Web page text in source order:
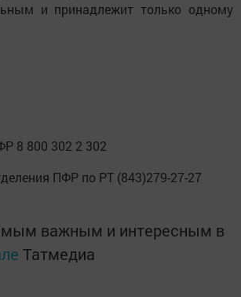
и принадлежит только одному
8 800 302 2 302
ПФР по РТ (843)279-27-27
важным и интересным в
Татмедиа